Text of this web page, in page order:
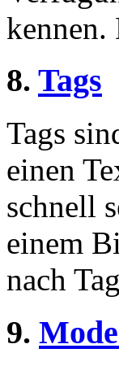
kennen.
8. Tags
Tags
einen
schnell
einem
nach
9.